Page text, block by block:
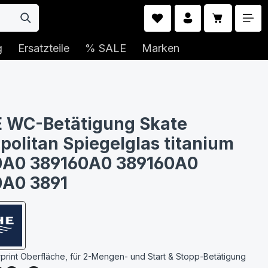
Ersatzteile % SALE Marken
WC-Betätigung Skate
Spiegelglas titanium
389160A0 389160A0
3891
Oberfläche, für 2-Mengen- und Start & Stopp-Betätigung